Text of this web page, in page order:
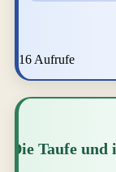
16 Aufrufe
Die Taufe